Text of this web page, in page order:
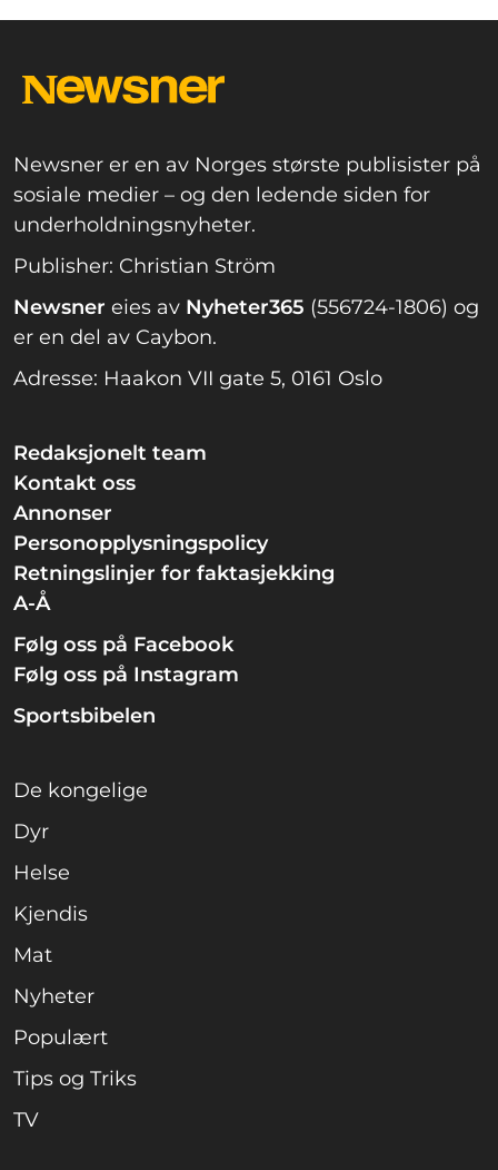
Newsner er en av Norges største publisister på
sosiale medier – og den ledende siden for
underholdningsnyheter.
Publisher: Christian Ström
Newsner eies av Nyheter365 (556724-1806) og
er en del av Caybon.
Adresse: Haakon VII gate 5, 0161 Oslo
Redaksjonelt team
Kontakt oss
Annonser
Personopplysningspolicy
Retningslinjer for faktasjekking
A-Å
Følg oss på Facebook
Følg oss på Instagram
Sportsbibelen
De kongelige
Dyr
Helse
Kjendis
Mat
Nyheter
Populært
Tips og Triks
TV